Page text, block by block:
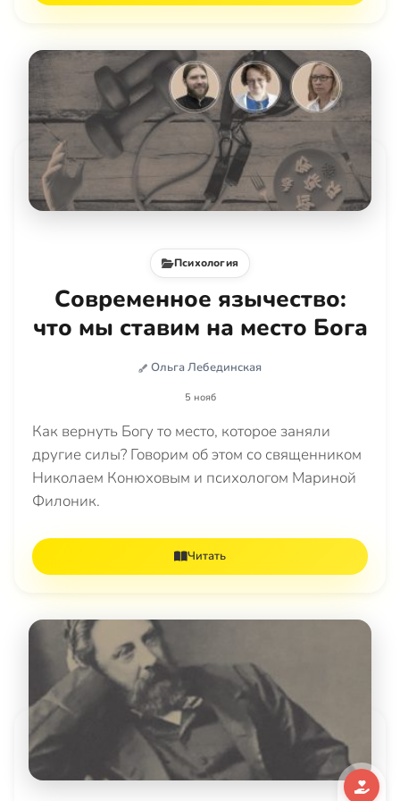
Психология
Современное язычество:
что мы ставим на место Бога
Ольга Лебединская
5 нояб
Как вернуть Богу то место, которое заняли
другие силы? Говорим об этом со священником
Николаем Конюховым и психологом Мариной
Филоник.
Читать